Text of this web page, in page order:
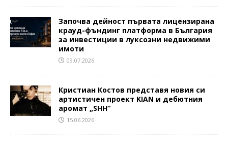
Започва дейност първата лицензирана
крауд-фъндинг платформа в България
за инвестиции в луксозни недвижими
имоти
09.07.2026
Кристиан Костов представя новия си
артистичен проект KIAN и дебютния
аромат „SHH“
15.06.2026